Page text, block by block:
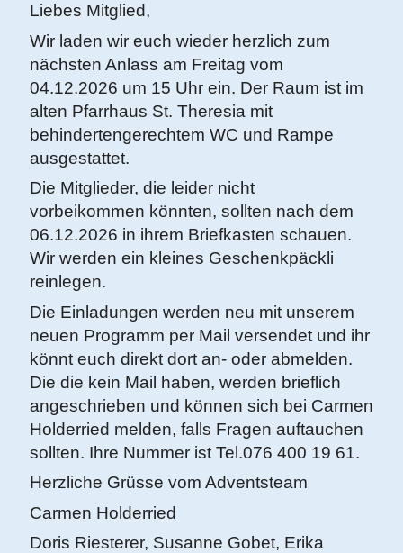
Liebes Mitglied,
Wir laden wir euch wieder herzlich zum
nächsten Anlass am Freitag vom
04.12.2026 um 15 Uhr ein. Der Raum ist im
alten Pfarrhaus St. Theresia mit
behindertengerechtem WC und Rampe
ausgestattet.
Die Mitglieder, die leider nicht
vorbeikommen könnten, sollten nach dem
06.12.2026 in ihrem Briefkasten schauen.
Wir werden ein kleines Geschenkpäckli
reinlegen.
Die Einladungen werden neu mit unserem
neuen Programm per Mail versendet und ihr
könnt euch direkt dort an- oder abmelden.
Die die kein Mail haben, werden brieflich
angeschrieben und können sich bei Carmen
Holderried melden, falls Fragen auftauchen
sollten. Ihre Nummer ist Tel.076 400 19 61.
Herzliche Grüsse vom Adventsteam
Carmen Holderried
Doris Riesterer, Susanne Gobet, Erika